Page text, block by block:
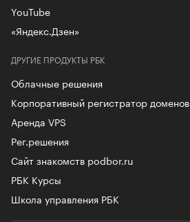
ДРУГИЕ ПРОДУКТЫ РБК
Облачные решения
Корпоративный регистратор доменов
Аренда VPS
Рег.решения
Сайт знакомств podbor.ru
РБК Курсы
Школа управления РБК
YouTube
«Яндекс.Дзен»